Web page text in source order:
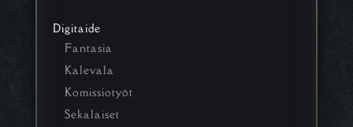
Digitaide
Fantasia
Kalevala
Komissiotyöt
Sekalaiset